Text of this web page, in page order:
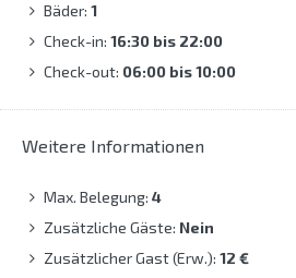
Bäder: 1
Check-in: 16:30 bis 22:00
Check-out: 06:00 bis 10:00
Weitere Informationen
Max. Belegung: 4
Zusätzliche Gäste: Nein
Zusätzlicher Gast (Erw.): 12 €